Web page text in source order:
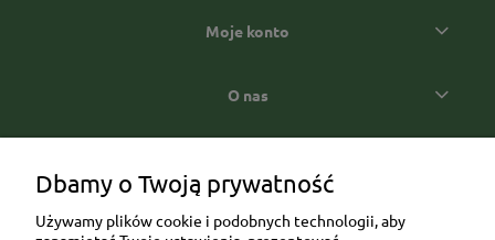
Moje konto
O nas
Dbamy o Twoją prywatność
Używamy plików cookie i podobnych technologii, aby